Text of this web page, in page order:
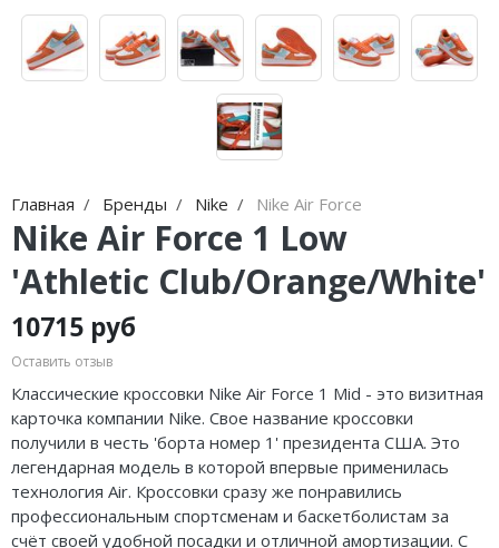
Главная Бренды Nike Nike Air Force
Nike Air Force 1 Low
'Athletic Club/Orange/White'
10715 руб
Оставить отзыв
Классические кроссовки Nike Air Force 1 Mid - это визитная
карточка компании Nike. Свое название кроссовки
получили в честь 'борта номер 1' президента США. Это
легендарная модель в которой впервые применилась
технология Air. Кроссовки сразу же понравились
профессиональным спортсменам и баскетболистам за
счёт своей удобной посадки и отличной амортизации. С
Jordan Tatum
Air Jordan 39
Air Jordan 38
Air Jordan 37
Air Jordan 36
Air Jordan 3
Air Jordan 4
Air Jordan 5
adidas Samba
adidas Adistar
adidas adiFOM
adidas Adizero
adidas Harden
adidas AE
Adidas Yeezy Boost 350 V2